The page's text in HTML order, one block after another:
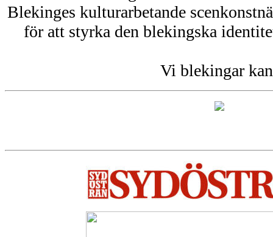
Blekinges kulturarbetande
för att styrka den blekingska
Vi blekingar